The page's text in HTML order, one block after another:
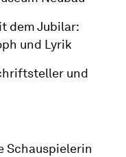
dem Jubilar:
und Lyrik
und
Schauspielerin